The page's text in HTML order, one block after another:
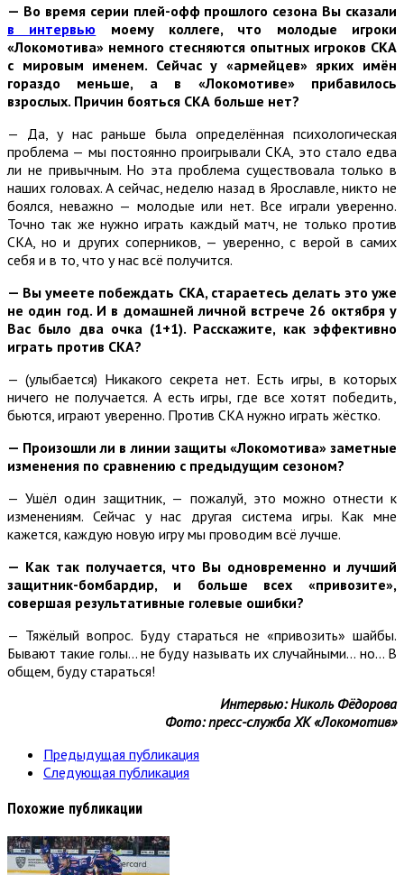
— Во время серии плей-офф прошлого сезона Вы сказали
в интервью моему коллеге, что молодые игроки
«Локомотива» немного стесняются опытных игроков СКА
с мировым именем. Сейчас у «армейцев» ярких имён
гораздо меньше, а в «Локомотиве» прибавилось
взрослых. Причин бояться СКА больше нет?
— Да, у нас раньше была определённая психологическая
проблема — мы постоянно проигрывали СКА, это стало едва
ли не привычным. Но эта проблема существовала только в
наших головах. А сейчас, неделю назад в Ярославле, никто не
боялся, неважно — молодые или нет. Все играли уверенно.
Точно так же нужно играть каждый матч, не только против
СКА, но и других соперников, — уверенно, с верой в самих
себя и в то, что у нас всё получится.
— Вы умеете побеждать СКА, стараетесь делать это уже
не один год. И в домашней личной встрече 26 октября у
Вас было два очка (1+1). Расскажите, как эффективно
играть против СКА?
— (улыбается) Никакого секрета нет. Есть игры, в которых
ничего не получается. А есть игры, где все хотят победить,
бьются, играют уверенно. Против СКА нужно играть жёстко.
— Произошли ли в линии защиты «Локомотива» заметные
изменения по сравнению с предыдущим сезоном?
— Ушёл один защитник, — пожалуй, это можно отнести к
изменениям. Сейчас у нас другая система игры. Как мне
кажется, каждую новую игру мы проводим всё лучше.
— Как так получается, что Вы одновременно и лучший
защитник-бомбардир, и больше всех «привозите»,
совершая результативные голевые ошибки?
— Тяжёлый вопрос. Буду стараться не «привозить» шайбы.
Бывают такие голы… не буду называть их случайными… но… В
общем, буду стараться!
Интервью: Николь Фёдорова
Фото: пресс-служба ХК «Локомотив»
Предыдущая публикация
Следующая публикация
Похожие публикации